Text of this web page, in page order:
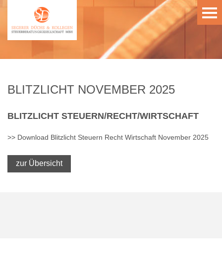
BLITZLICHT NOVEMBER 2025
BLITZLICHT STEUERN/RECHT/WIRTSCHAFT
>> Download Blitzlicht Steuern Recht Wirtschaft November 2025
zur Übersicht